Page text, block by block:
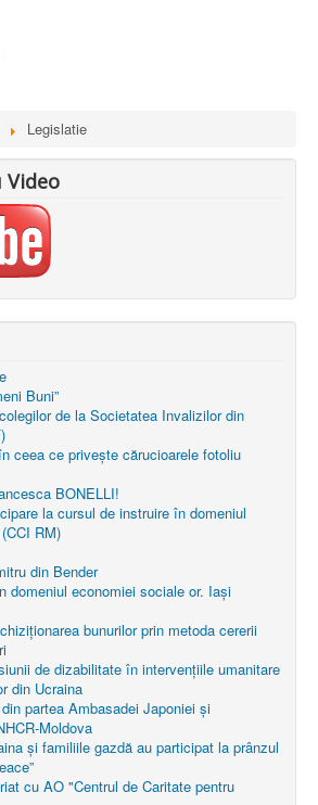
Legislatie
Video
Buni”
de la Societatea Invalizilor din
ceea ce privește cărucioarele fotoliu
BONELLI!
la cursul de instruire în domeniul
RM)
din Bender
domeniul economiei sociale or. Iași
bunurilor prin metoda cererii
de dizabilitate în intervențiile umanitare
din Ucraina
partea Ambasadei Japoniei și
Moldova
și familiile gazdă au participat la prânzul
cu AO "Centrul de Caritate pentru